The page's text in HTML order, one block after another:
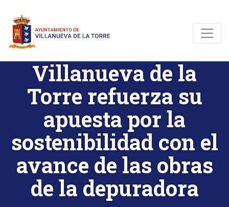
Villanueva de la
Torre refuerza su
apuesta por la
sostenibilidad con el
avance de las obras
de la depuradora